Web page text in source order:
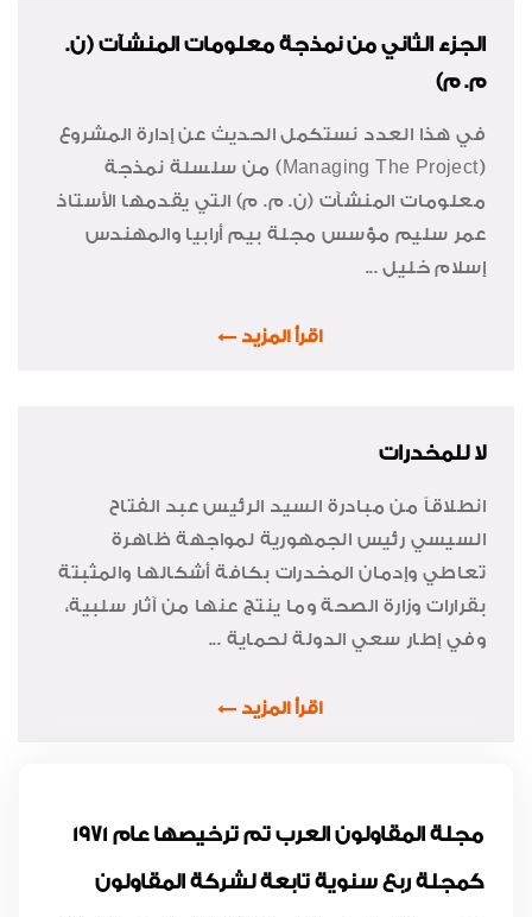
الجزء الثاني من نمذجة معلومات المنشآت (ن.
م. م)
في هذا العدد نستكمل الحديث عن إدارة المشروع
(
Managing The Project ) من سلسلة نمذجة
معلومات المنشآت (ن. م. م) التي يقدمها الأستاذ
عمر سليم مؤسس مجلة بيم أرابيا والمهندس
إسلام خليل ...
اقرأ المزيد
لا للمخدرات
انطلاقاً من مبادرة السيد الرئيس عبد الفتاح
السيسي رئيس الجمهورية لمواجهة ظاهرة
تعاطي وإدمان المخدرات بكافة أشكالها والمثبتة
بقرارات وزارة الصحة وما ينتج عنها من آثار سلبية،
وفي إطار سعي الدولة لحماية ...
اقرأ المزيد
مجلة المقاولون العرب تم ترخيصها عام 1971
كمجلة ربع سنوية تابعة لشركة المقاولون